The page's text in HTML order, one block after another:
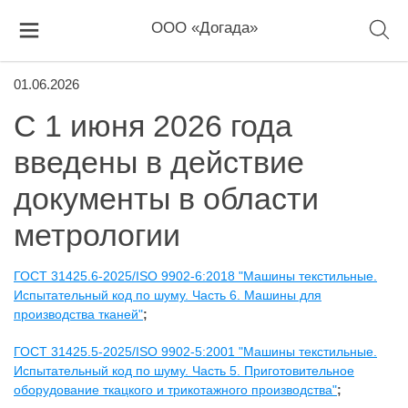
ООО «Догада»
01.06.2026
С 1 июня 2026 года
введены в действие
документы в области
метрологии
ГОСТ 31425.6-2025/ISO 9902-6:2018 "Машины текстильные.
Испытательный код по шуму. Часть 6. Машины для
производства тканей";
ГОСТ 31425.5-2025/ISO 9902-5:2001 "Машины текстильные.
Испытательный код по шуму. Часть 5. Приготовительное
оборудование ткацкого и трикотажного производства";